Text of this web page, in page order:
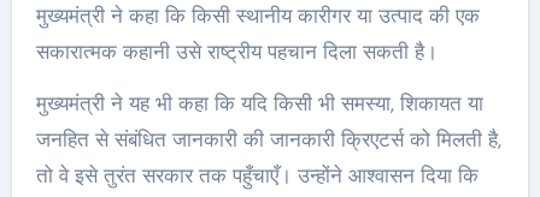
मुख्यमंत्री ने कहा कि किसी स्थानीय कारीगर या उत्पाद की एक
सकारात्मक कहानी उसे राष्ट्रीय पहचान दिला सकती है।
मुख्यमंत्री ने यह भी कहा कि यदि किसी भी समस्या, शिकायत या
जनहित से संबंधित जानकारी की जानकारी क्रिएटर्स को मिलती है,
तो वे इसे तुरंत सरकार तक पहुँचाएँ। उन्होंने आश्वासन दिया कि